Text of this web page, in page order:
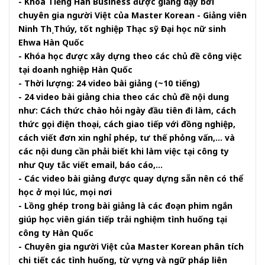
chuyên gia người Việt của Master Korean - Giảng viên
Ninh Thị Thúy, tốt nghiệp Thạc sỹ Đại học nữ sinh
Ehwa Hàn Quốc
- Khóa học được xây dựng theo các chủ đề công việc
tại doanh nghiệp Hàn Quốc
- Thời lượng: 24 video bài giảng (~10 tiếng)
- 24 video bài giảng chia theo các chủ đề nội dung
như: Cách thức chào hỏi ngày đầu tiên đi làm, cách
thức gọi điện thoại, cách giao tiếp với đồng nghiệp,
cách viết đơn xin nghỉ phép, tư thế phỏng vấn,... và
các nội dung cần phải biết khi làm việc tại công ty
như Quy tắc viết email, báo cáo,...
- Các video bài giảng được quay dựng sẵn nên có thể
học ở mọi lúc, mọi nơi
- Lồng ghép trong bài giảng là các đoạn phim ngắn
giúp học viên gián tiếp trải nghiệm tình huống tại
công ty Hàn Quốc
- Chuyên gia người Việt của Master Korean phân tích
chi tiết các tình huống, từ vựng và ngữ pháp liên